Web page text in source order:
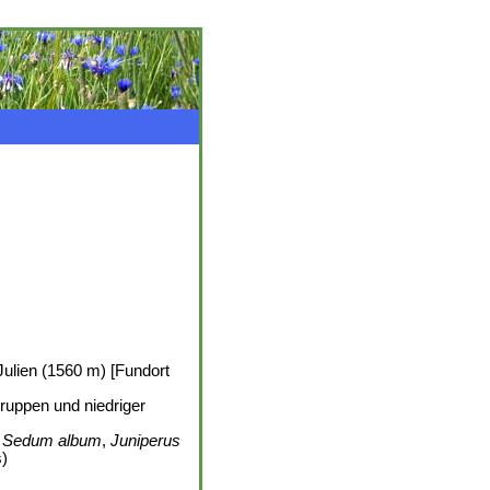
(1560 m) [Fundort
und niedriger
Sedum album, Juniperus